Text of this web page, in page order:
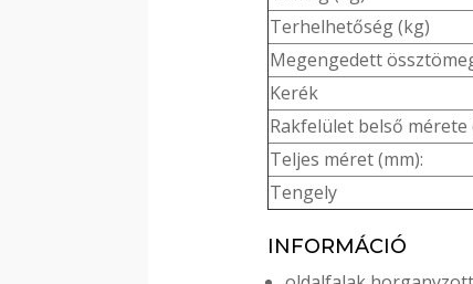
Terhelhetőség (kg)
Megengedett
Kerék
Rakfelület belső mérete
Teljes méret (mm):
Tengely
INFORMÁCIÓ